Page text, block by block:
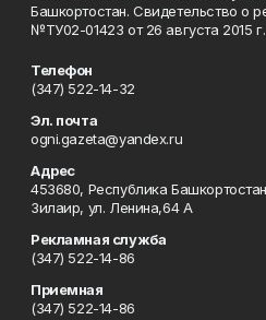
Башкортостан. Свидетельство о
№ТУ02-01423 от 26 августа 2015 г.
Телефон
(347) 522-14-32
Эл. почта
ogni.gazeta@yandex.ru
Адрес
453680, Республика
Зилаир, ул. Ленина,64 А
Рекламная служба
(347) 522-14-86
Приемная
(347) 522-14-86